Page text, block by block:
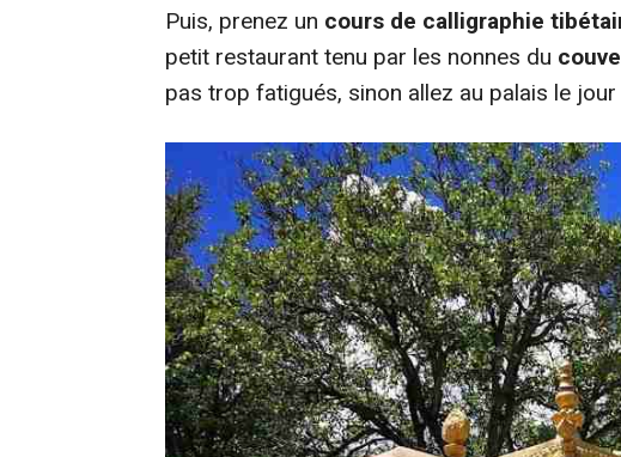
Puis, prenez un cours de calligraphie
petit restaurant tenu par les nonnes du
pas trop fatigués, sinon allez au palais le